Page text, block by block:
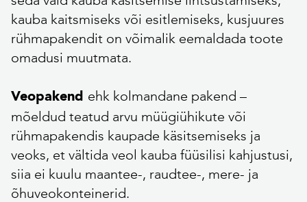
kauba kaitsmiseks või esitlemiseks, kusjuures
rühmapakendit on võimalik eemaldada toote
omadusi muutmata.
Veopakend ehk kolmandane pakend –
mõeldud teatud arvu müügiühikute või
rühmapakendis kaupade käsitsemiseks ja
veoks, et vältida veol kauba füüsilisi kahjustusi,
siia ei kuulu maantee-, raudtee-, mere- ja
õhuveokonteinerid.